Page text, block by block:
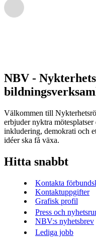
NBV -
Välkommen till
erbjuder nyktra
inkludering, demokrati och
idéer ska få växa.
Hitta snabbt
Kontakta
Kontaktuppgifter
Grafisk profil
Press och
NBV:s nyhetsbrev
Lediga jobb